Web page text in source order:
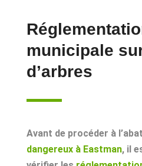
municipale
d’arbres
Avant de procéder à
dangereux à Eastman, il